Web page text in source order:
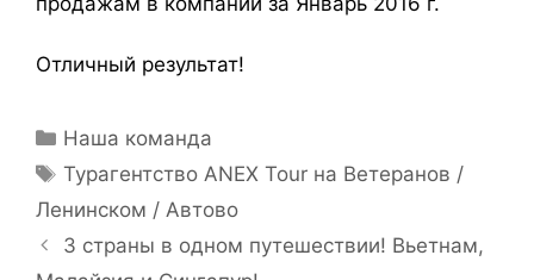
Отличный результат!
Наша команда
Турагентство ANEX Tour на Ветеранов /
Ленинском / Автово
3 страны в одном путешествии! Вьетнам,